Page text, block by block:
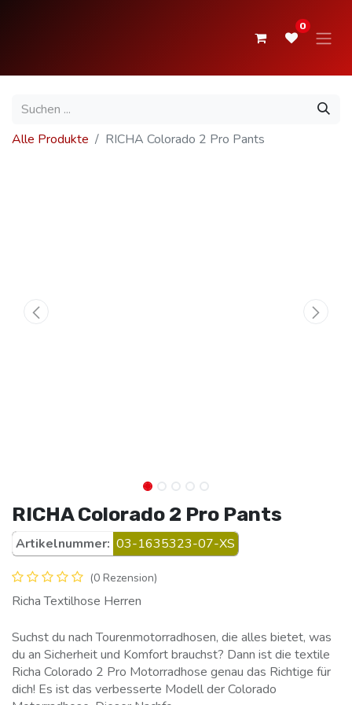
0
Alle Produkte RICHA Colorado 2 Pro Pants
RICHA Colorado 2 Pro Pants
Artikelnummer: 03-1635323-07-XS
(0 Rezension)
Richa Textilhose Herren
Suchst du nach Tourenmotorradhosen, die alles bietet, was
du an Sicherheit und Komfort brauchst? Dann ist die textile
Richa Colorado 2 Pro Motorradhose genau das Richtige für
dich! Es ist das verbesserte Modell der Colorado